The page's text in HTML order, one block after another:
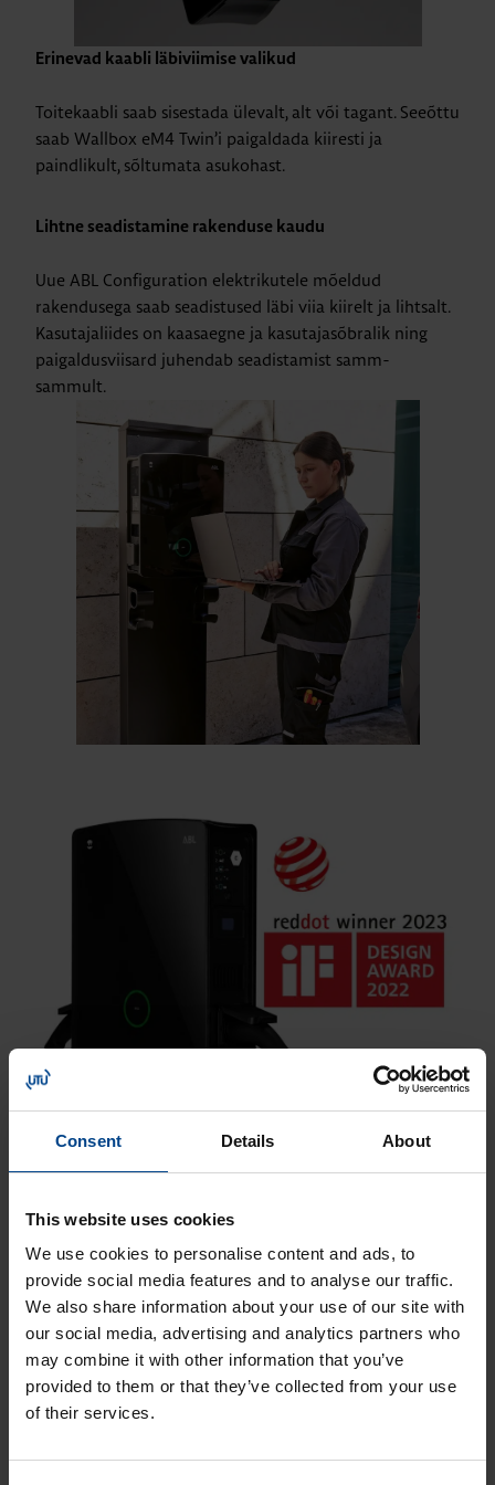
Consent Details About
This website uses cookies
We use cookies to personalise content and ads, to
provide social media features and to analyse our traffic.
We also share information about your use of our site with
our social media, advertising and analytics partners who
may combine it with other information that you’ve
provided to them or that they’ve collected from your use
of their services.
Erinevad kaabli läbiviimise valikud
Toitekaabli saab sisestada ülevalt, alt või tagant. Seeõttu
saab Wallbox eM4 Twin’i paigaldada kiiresti ja
paindlikult, sõltumata asukohast.
Lihtne seadistamine rakenduse kaudu
Uue ABL Configuration elektrikutele mõeldud
rakendusega saab seadistused läbi viia kiirelt ja lihtsalt.
Kasutajaliides on kaasaegne ja kasutajasõbralik ning
paigaldusviisard juhendab seadistamist samm-
sammult.
Wallbox eM4 Twin on pälvinud Design Plus Award 2022
Tehniline informatsioon
Maksimaalne
laadimisvõims
us (AC)
22kW (32A) (eM4 Single)
306,5 × 516 × 145 mm (eM4 Single)